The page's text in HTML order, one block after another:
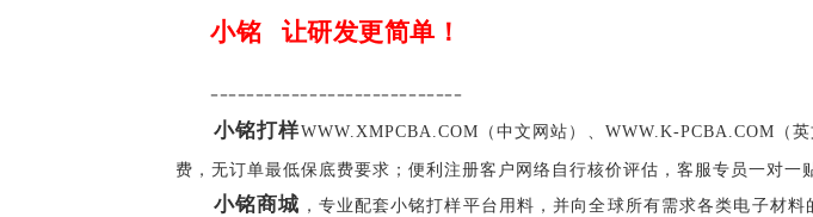
小铭 让研发更简单！
----------------------------
小铭打样WWW.XMPCBA.COM（中文网站）、WWW.K-PCBA.COM（
费，无订单最低保底费要求；便利注册客户网络自行核价评估，客服专员一对
小铭商城 ，专业配套小铭打样平台用料，并向全球所有需求各类电子材